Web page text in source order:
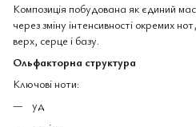
Композиція побудована як єдиний
через зміну інтенсивності окремих
верх, серце і базу.
Ольфакторна структура
Ключові ноти:
уд